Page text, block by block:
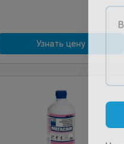
Узнать цену